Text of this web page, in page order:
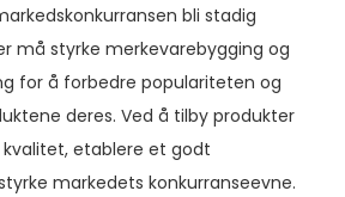
bli stadig
må styrke merkevarebygging og
for å forbedre populariteten og
deres. Ved å tilby produkter
etablere et godt
markedets konkurranseevne.